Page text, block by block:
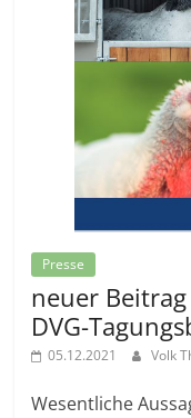
Presse
neuer
DVG-
05.12.2021 Volk
Wesentliche